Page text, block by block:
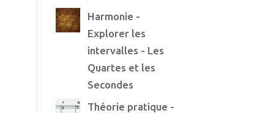
Harmonie -
Explorer les
intervalles - Les
Quartes et les
Secondes
Théorie pratique -